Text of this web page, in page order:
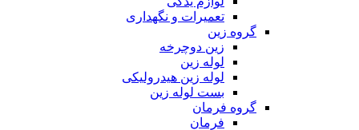
تعمیرات و نگهداری
گروه زین
زین دوچرخه
لوله زین
لوله زین هیدرولیکی
بست لوله زین
گروه فرمان
فرمان